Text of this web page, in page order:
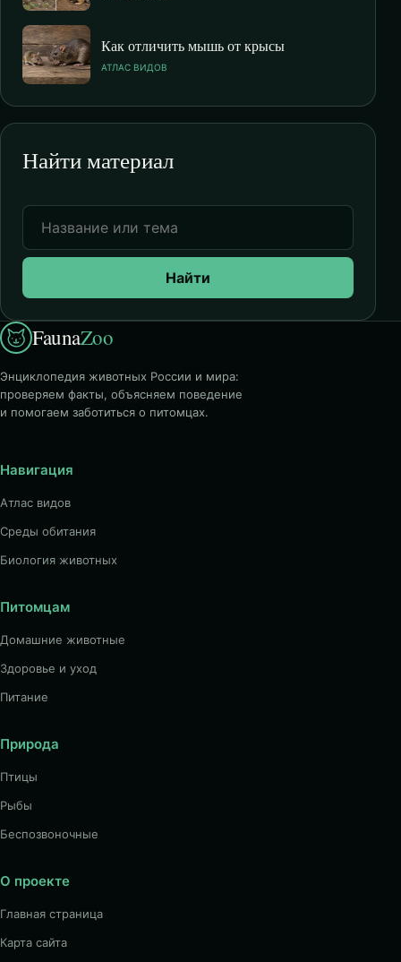
Как отличить мышь от крысы
АТЛАС ВИДОВ
Найти материал
Найти
FaunaZoo
Энциклопедия животных России и мира:
проверяем факты, объясняем поведение
и помогаем заботиться о питомцах.
Навигация
Атлас видов
Среды обитания
Биология животных
Питомцам
Домашние животные
Здоровье и уход
Питание
Природа
Птицы
Рыбы
Беспозвоночные
О проекте
Главная страница
Карта сайта